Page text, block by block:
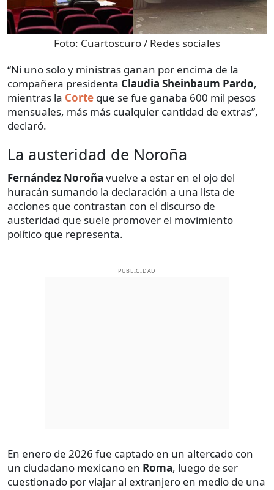
Foto: Cuartoscuro / Redes sociales
“Ni uno solo y ministras ganan por encima de la
compañera presidenta Claudia Sheinbaum Pardo,
mientras la Corte que se fue ganaba 600 mil pesos
mensuales, más más cualquier cantidad de extras”,
declaró.
La austeridad de Noroña
Fernández Noroña vuelve a estar en el ojo del
huracán sumando la declaración a una lista de
acciones que contrastan con el discurso de
austeridad que suele promover el movimiento
político que representa.
PUBLICIDAD
En enero de 2026 fue captado en un altercado con
un ciudadano mexicano en Roma, luego de ser
cuestionado por viajar al extranjero en medio de una